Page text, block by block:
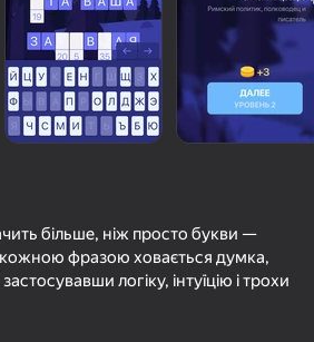
75
більше, ніж просто букви —
фразою ховається думка,
логіку, інтуїцію і трохи